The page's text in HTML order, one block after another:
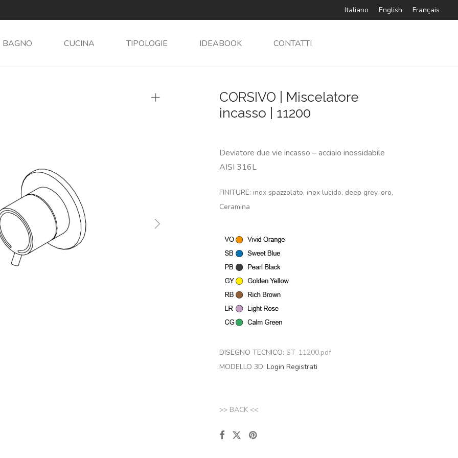
Italiano English Français
BAGNO CUCINA TIPOLOGIE IDEABOOK CONTATTI
CORSIVO | Miscelatore
incasso | 11200
Deviatore due vie incasso – acciaio inossidabile
AISI 316L
FINITURE: inox spazzolato, inox lucido, deep grey, oro,
Ceramina
DISEGNO TECNICO: ST_11200.pdf
MODELLO 3D: Login Registrati
>> BACK <<